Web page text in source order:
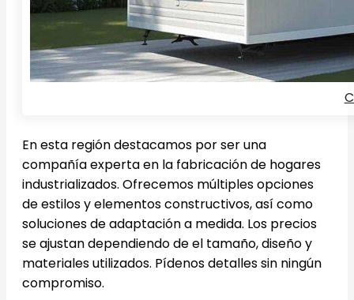
En esta región destacamos por ser una
compañía experta en la fabricación de hogares
industrializados. Ofrecemos múltiples opciones
de estilos y elementos constructivos, así como
soluciones de adaptación a medida. Los precios
se ajustan dependiendo de el tamaño, diseño y
materiales utilizados. Pídenos detalles sin ningún
compromiso.